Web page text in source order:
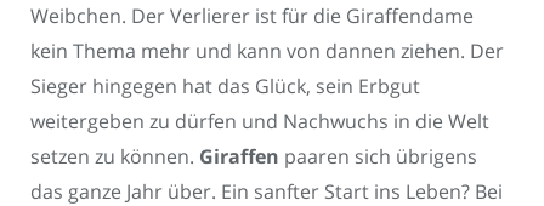
Weibchen. Der Verlierer ist für die Giraffendame
kein Thema mehr und kann von dannen ziehen. Der
Sieger hingegen hat das Glück, sein Erbgut
weitergeben zu dürfen und Nachwuchs in die Welt
setzen zu können. Giraffen paaren sich übrigens
das ganze Jahr über. Ein sanfter Start ins Leben? Bei